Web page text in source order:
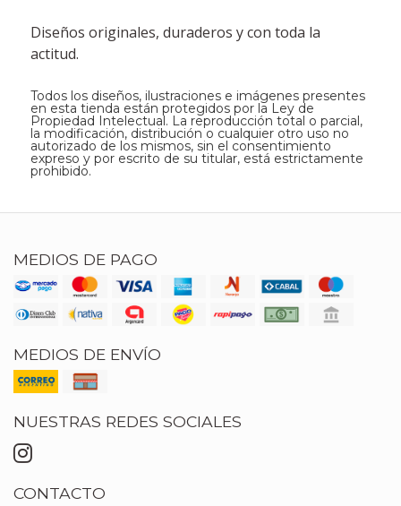
Diseños originales, duraderos y con toda la
actitud.
Todos los diseños, ilustraciones e imágenes presentes
en esta tienda están protegidos por la Ley de
Propiedad Intelectual. La reproducción total o parcial,
la modificación, distribución o cualquier otro uso no
autorizado de los mismos, sin el consentimiento
expreso y por escrito de su titular, está estrictamente
prohibido.
MEDIOS DE PAGO
MEDIOS DE ENVÍO
NUESTRAS REDES SOCIALES
CONTACTO